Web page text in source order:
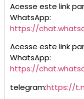
Acesse este link
WhatsApp:
https://
Acesse este link
WhatsApp:
https://
telegram:https://